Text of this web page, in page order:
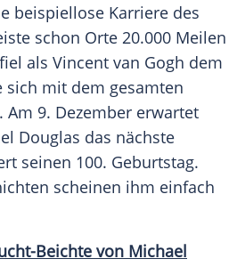
beispiellose Karriere des
schon Orte 20.000 Meilen
als Vincent van Gogh dem
sich mit dem gesamten
Am 9. Dezember erwartet
Douglas das nächste
seinen 100. Geburtstag.
scheinen ihm einfach
Beichte von Michael